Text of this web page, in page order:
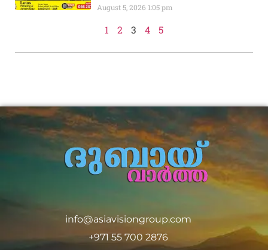
August 5, 2026 1:05 pm
1 2 3 4 5
info@asiavisiongroup.com
+971 55 700 2876